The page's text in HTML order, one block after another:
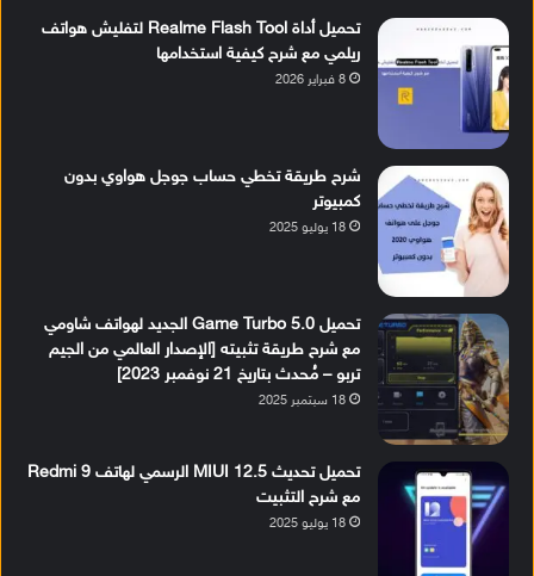
تحميل أداة Realme Flash Tool لتفليش هواتف
ريلمي مع شرح كيفية استخدامها
8 فبراير 2026
شرح طريقة تخطي حساب جوجل هواوي بدون
كمبيوتر
18 يوليو 2025
تحميل Game Turbo 5.0 الجديد لهواتف شاومي
مع شرح طريقة تثبيته [الإصدار العالمي من الجيم
تربو – مُحدث بتاريخ 21 نوفمبر 2023]
18 سبتمبر 2025
تحميل تحديث MIUI 12.5 الرسمي لهاتف Redmi 9
مع شرح التثبيت
18 يوليو 2025